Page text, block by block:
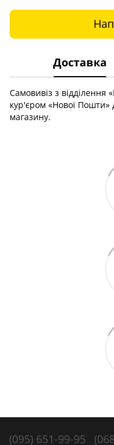
Доставка
Самовивіз з відділення
кур'єром «Нової Пошти»
магазину.
(095) 651-99-95